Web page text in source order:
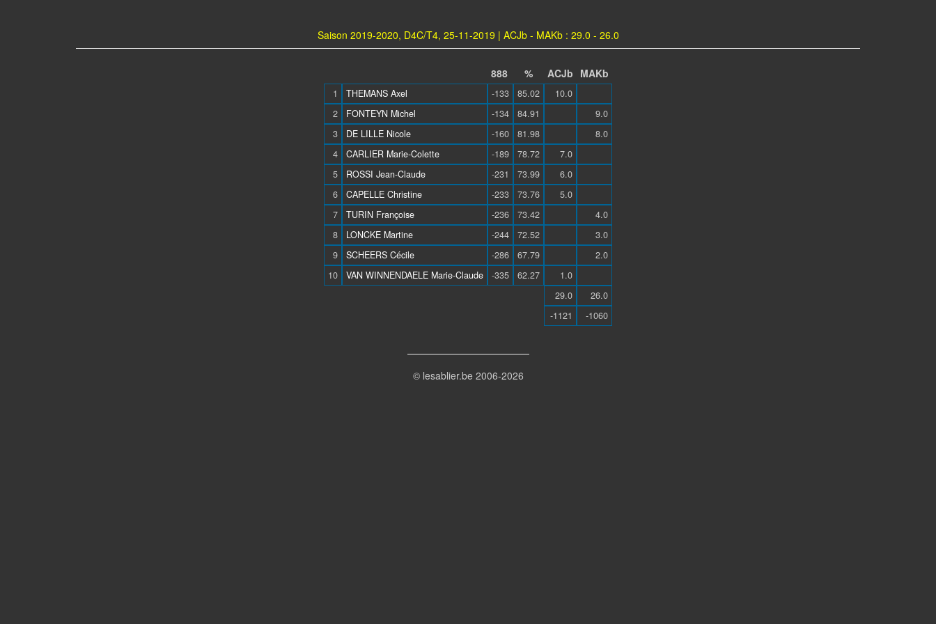
Saison 2019-2020, D4C/T4, 25-11-2019 | ACJb - MAKb : 29.0 - 26.0
888 % ACJb MAKb
1 THEMANS Axel -133 85.02
10.0
2
FONTEYN Michel -134 84.91
9.0
3
DE LILLE Nicole -160 81.98
8.0
4
CARLIER Marie-Colette -189 78.72
7.0
5
ROSSI Jean-Claude -231 73.99
6.0
6
CAPELLE Christine -233 73.76
5.0
7
TURIN Françoise -236 73.42
4.0
8
LONCKE Martine -244 72.52
3.0
9
SCHEERS Cécile -286 67.79
2.0
10
VAN WINNENDAELE Marie-Claude -335 62.27
1.0
29.0
26.0
-1121
-1060
© lesablier.be 2006-2026